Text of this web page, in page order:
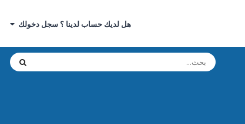
هل لديك حساب لدينا ؟ سجل دخولك